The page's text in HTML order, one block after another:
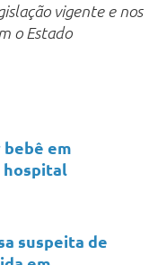
vigente e nos
o Estado
em
hospital
suspeita de